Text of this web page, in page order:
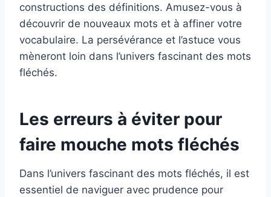
constructions des définitions. Amusez-vous à
découvrir de nouveaux mots et à affiner votre
vocabulaire. La persévérance et l’astuce vous
mèneront loin dans l’univers fascinant des mots
fléchés.
Les erreurs à éviter pour
faire mouche mots fléchés
Dans l’univers fascinant des mots fléchés, il est
essentiel de naviguer avec prudence pour